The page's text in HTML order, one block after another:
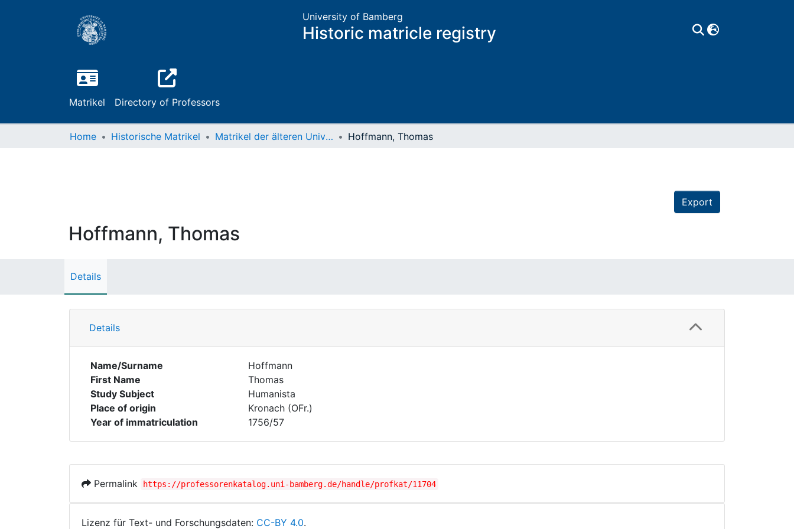
University of Bamberg
Historic matricle registry
Matrikel Directory of Professors
Home Historische Matrikel Matrikel der älteren Universität Hoffmann, Thomas
Export
Hoffmann, Thomas
Details
Details
Name/Surname
Hoffmann
First Name
Thomas
Study Subject
Humanista
Place of origin
Kronach (OFr.)
Year of immatriculation
1756/57
Permalink https://professorenkatalog.uni-bamberg.de/handle/profkat/11704
Lizenz für Text- und Forschungsdaten: CC-BY 4.0.